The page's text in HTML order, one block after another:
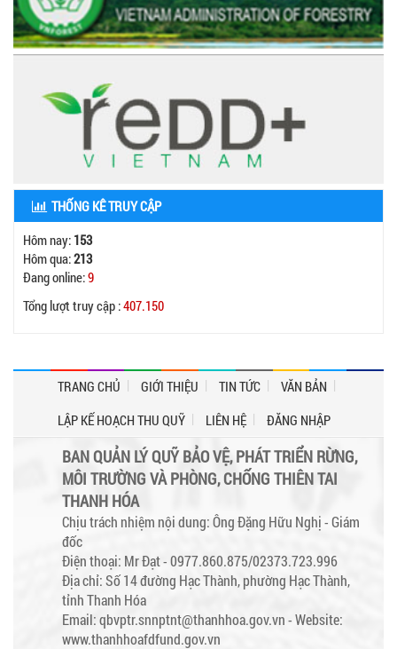
THỐNG KÊ TRUY CẬP
Hôm nay: 153
Hôm qua:213
Đang online:9
Tổng lượt truy cập :407.150
TRANG CHỦ GIỚI THIỆU TIN TỨC
VĂN BẢN
LẬP KẾ HOẠCH THU QUỸ
LIÊN HỆ ĐĂNG NHẬP
BAN QUẢN LÝ QUỸ BẢO VỆ, PHÁT TRIỂN RỪNG,
MÔI TRƯỜNG VÀ PHÒNG, CHỐNG THIÊN TAI
THANH HÓA
Chịu trách nhiệm nội dung: Ông Đặng Hữu Nghị - Giám
đốc
Điện thoại: Mr Đạt - 0977.860.875/02373.723.996
Địa chỉ: Số 14 đường Hạc Thành, phường Hạc Thành,
tỉnh Thanh Hóa
Email: qbvptr.snnptnt@thanhhoa.gov.vn -Website:
www.thanhhoafdfund.gov.vn